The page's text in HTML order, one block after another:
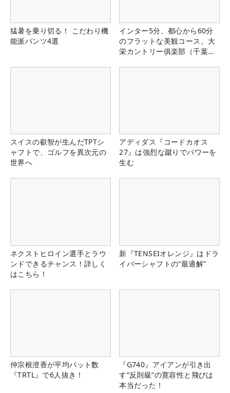
猛暑を乗り切る！ こだわり機
能派パンツ4選
インター5分、都心から60分
のフラットな美観コース。大
栄カントリー俱楽部（千葉
スイスの叡智が生んだTPTシ
ャフトで、ゴルフを異次元の
世界へ
アディダス『コードカオス
27』は強烈な蹴りでパワーを
生む
ネクストヒロイン選手とラウ
ンドできるチャンス！詳しく
はこちら！
新『TENSEIオレンジ』はドラ
イバーシャフトの“最適解”
仲宗根澄香が平均パット数
『TRTL』で6人抜き！
『G740』アイアンが引き出
す“反則級”の寛容性と飛びは
本当だった！